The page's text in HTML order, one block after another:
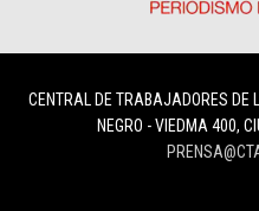
CENTRAL DE TRABAJADORES DE
NEGRO - VIEDMA 400,